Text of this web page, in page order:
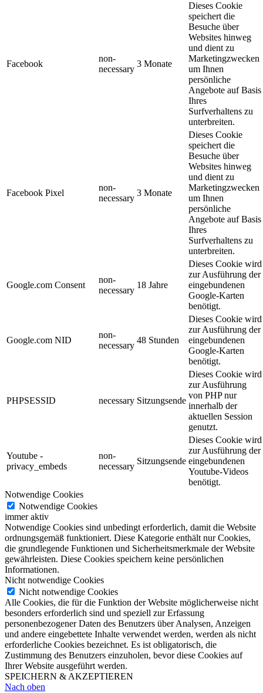
Facebook
non-
necessary
3 Monate
Dieses Cookie
speichert die
Besuche über
Websites hinweg
und dient zu
Marketingzwecken
um Ihnen
persönliche
Angebote auf Basis
Ihres
Surfverhaltens zu
unterbreiten.
Facebook Pixel
non-
necessary
3 Monate
Dieses Cookie
speichert die
Besuche über
Websites hinweg
und dient zu
Marketingzwecken
um Ihnen
persönliche
Angebote auf Basis
Ihres
Surfverhaltens zu
unterbreiten.
Google.com Consent
non-
necessary
18 Jahre
Dieses Cookie wird
zur Ausführung der
eingebundenen
Google-Karten
benötigt.
Google.com NID
non-
necessary
48 Stunden
Dieses Cookie wird
zur Ausführung der
eingebundenen
Google-Karten
benötigt.
PHPSESSID necessary Sitzungsende
Dieses Cookie wird
zur Ausführung
von PHP nur
innerhalb der
aktuellen Session
genutzt.
Youtube -
privacy_embeds
non-
necessary
Sitzungsende
Dieses Cookie wird
zur Ausführung der
eingebundenen
Youtube-Videos
benötigt.
Notwendige Cookies
Notwendige Cookies
immer aktiv
Notwendige Cookies sind unbedingt erforderlich, damit die Website
ordnungsgemäß funktioniert. Diese Kategorie enthält nur Cookies,
die grundlegende Funktionen und Sicherheitsmerkmale der Website
gewährleisten. Diese Cookies speichern keine persönlichen
Informationen.
Nicht notwendige Cookies
Nicht notwendige Cookies
Alle Cookies, die für die Funktion der Website möglicherweise nicht
besonders erforderlich sind und speziell zur Erfassung
personenbezogener Daten des Benutzers über Analysen, Anzeigen
und andere eingebettete Inhalte verwendet werden, werden als nicht
erforderliche Cookies bezeichnet. Es ist obligatorisch, die
Zustimmung des Benutzers einzuholen, bevor diese Cookies auf
Ihrer Website ausgeführt werden.
SPEICHERN & AKZEPTIEREN
Nach oben